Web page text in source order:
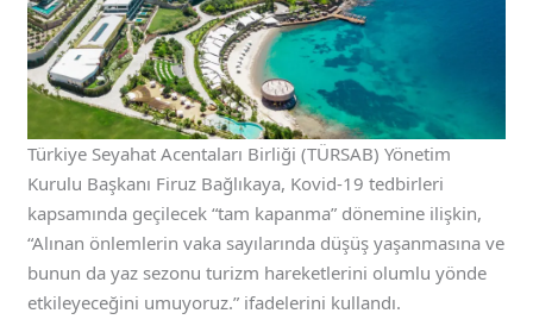
Türkiye Seyahat Acentaları Birliği (TÜRSAB) Yönetim
Kurulu Başkanı Firuz Bağlıkaya, Kovid-19 tedbirleri
kapsamında geçilecek “tam kapanma” dönemine ilişkin,
“Alınan önlemlerin vaka sayılarında düşüş yaşanmasına ve
bunun da yaz sezonu turizm hareketlerini olumlu yönde
etkileyeceğini umuyoruz.” ifadelerini kullandı.